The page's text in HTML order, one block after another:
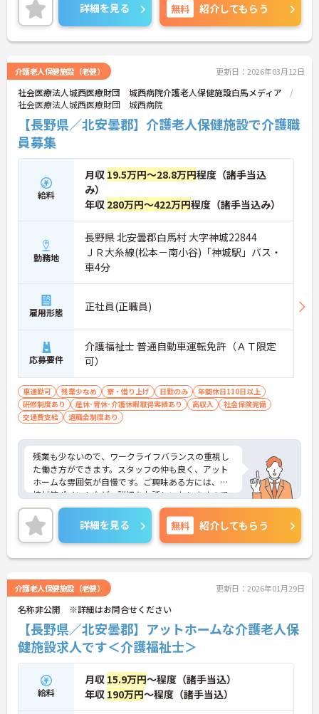
詳細を見る 無料 紹介してもらう
介護老人保健施設（老健） 更新日：2026年03月12日
社会医療法人城西医療財団 城西病院介護老人保健施設白馬メディア
社会医療法人城西医療財団 城西病院
【長野県／北安曇郡】介護老人保健施設で介護職
員募集
給料
月収 19.5万円～28.8万円程度（諸手当込
み）
年収 280万円～422万円程度（諸手当込み）
勤務地
長野県 北安曇郡白馬村 大字神城22844
ＪＲ大糸線(松本－南小谷)「神城駅」バス・
車4分
雇用形態 正社員(正職員)
応募要件
介護福祉士 普通自動車運転免許（ＡＴ限定
可）
車通勤可 残業少なめ 寮・借り上げ 日勤のみ
年間休日110日以上
研修制度あり
産休･育休･介護休暇取得実績あり 高収入
社会保険完備
交通費支給
退職金制度あり
残業も少ないので、ワークライフバランスの重視し
た働き方ができます。スタッフの仲も良く、アット
ホームな雰囲気が自慢です。ご興味ある方には、面
接対策ポイントなど、詳細をお話しいたしますので
お気軽にご相談ください。
詳細を見る 無料 紹介してもらう
介護老人保健施設（老健） 更新日：2026年01月29日
名称非公開 ※詳細はお問合せください
【長野県／北安曇郡】アットホームな介護老人保
健施設求人です＜介護福祉士＞
給料
月収 15.9万円～程度（諸手当込）
年収 190万円～程度（諸手当込）